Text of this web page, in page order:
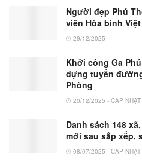
Người đẹp Phú
viên Hòa bình Việt
29/12/2025
Khởi công Ga
dựng tuyến
Phòng
20/12/2025 - CẬP
Danh sách 148
mới sau sắp xếp,
08/07/2025 - CẬP